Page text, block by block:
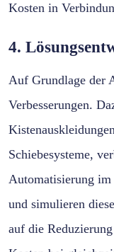
Kosten in
4.
Auf Grundlage der
Verbesserungen.
Schiebesysteme,
Automatisierung
und simulieren
auf die